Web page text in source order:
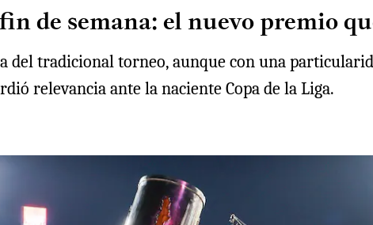
de semana: el nuevo premio
del tradicional torneo, aunque con una
relevancia ante la naciente Copa de la Liga.